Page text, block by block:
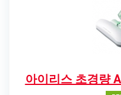
아이리스 초경량